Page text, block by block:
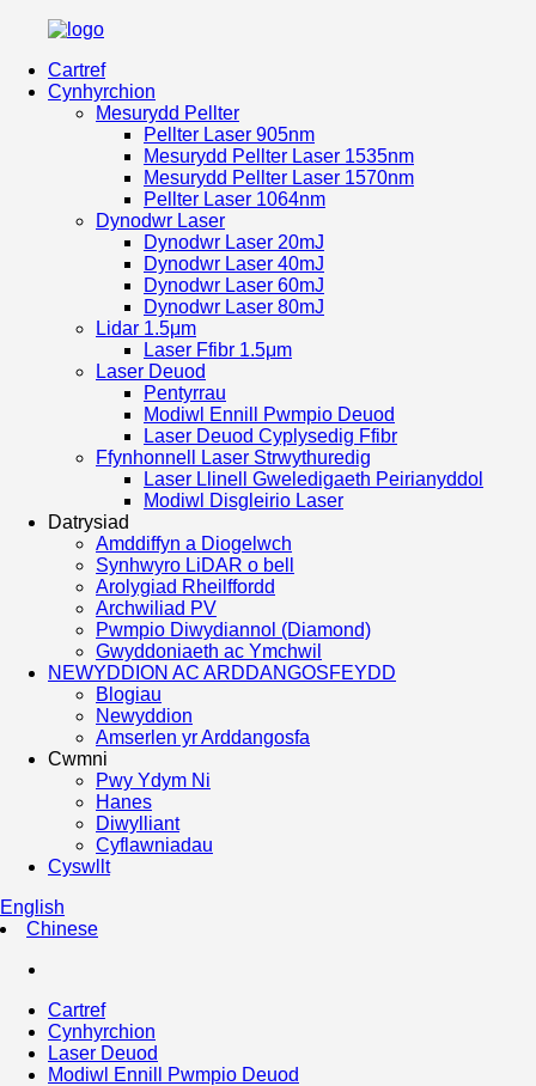
Cartref
Cynhyrchion
Mesurydd Pellter
Pellter Laser 905nm
Mesurydd Pellter Laser 1535nm
Mesurydd Pellter Laser 1570nm
Pellter Laser 1064nm
Dynodwr Laser
Dynodwr Laser 20mJ
Dynodwr Laser 40mJ
Dynodwr Laser 60mJ
Dynodwr Laser 80mJ
Lidar 1.5μm
Laser Ffibr 1.5μm
Laser Deuod
Pentyrrau
Modiwl Ennill Pwmpio Deuod
Laser Deuod Cyplysedig Ffibr
Ffynhonnell Laser Strwythuredig
Laser Llinell Gweledigaeth Peirianyddol
Modiwl Disgleirio Laser
Datrysiad
Amddiffyn a Diogelwch
Synhwyro LiDAR o bell
Arolygiad Rheilffordd
Archwiliad PV
Pwmpio Diwydiannol (Diamond)
Gwyddoniaeth ac Ymchwil
NEWYDDION AC ARDDANGOSFEYDD
Blogiau
Newyddion
Amserlen yr Arddangosfa
Cwmni
Pwy Ydym Ni
Hanes
Diwylliant
Cyflawniadau
Cyswllt
English
Chinese
Cartref
Cynhyrchion
Laser Deuod
Modiwl Ennill Pwmpio Deuod